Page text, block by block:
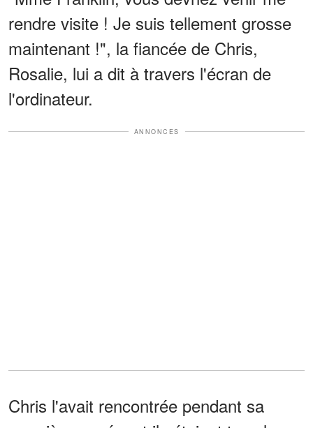
rendre visite ! Je suis tellement grosse
maintenant !", la fiancée de Chris,
Rosalie, lui a dit à travers l'écran de
l'ordinateur.
ANNONCES
Chris l'avait rencontrée pendant sa